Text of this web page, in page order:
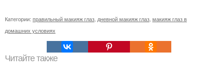
Категории: правильный макияж глаз дневной макияж глаз макияж глаз в
домашних условиях
Читайте также